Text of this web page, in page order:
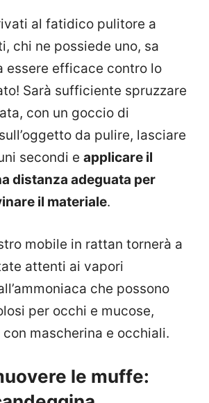
al fatidico pulitore a
chi ne possiede uno, sa
essere efficace contro lo
Sarà sufficiente spruzzare
con un goccio di
da pulire, lasciare
secondi e applicare il
distanza adeguata per
il materiale.
mobile in rattan tornerà a
attenti ai vapori
che possono
per occhi e mucose,
mascherina e occhiali.
le muffe: